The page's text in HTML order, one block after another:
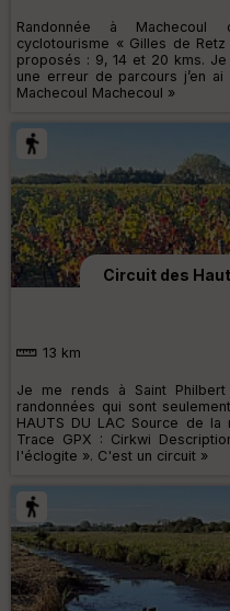
Randonnée à Machecoul
cyclotourisme « Gilles de
proposés : 9, 14 et 20 kms.
une erreur de parcours j’en
Machecoul Machecoul »
Circuit des
13 km
Je me rends à Saint
randonnées qui sont
HAUTS DU LAC Source de
Trace GPX : Cirkwi
l'éclogite ». C'est un circuit »